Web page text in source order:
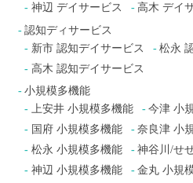
神辺 デイサービス
高木 デイ
認知ディサービス
新市 認知デイサービス
松永
高木 認知デイサービス
小規模多機能
上安井 小規模多機能
今津 小
国府 小規模多機能
奈良津 小
松永 小規模多機能
神谷川/せ
神辺 小規模多機能
金丸 小規